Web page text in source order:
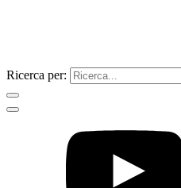
Ricerca per: